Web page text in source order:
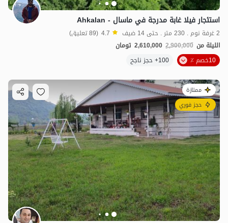
استئجار فيلا غابة مدرجة في ماسال - Ahkalan
2 غرفة نوم . 230 متر . حتى 14 ضيف 4.7 (89 تعليق)
الليلة من 2,900,000
2,610,000 تومان
10خصم ٪
100+ حجز ناجح
ممتازة
حجز فوري